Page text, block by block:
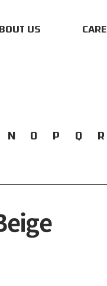
US CARE
N O P Q R